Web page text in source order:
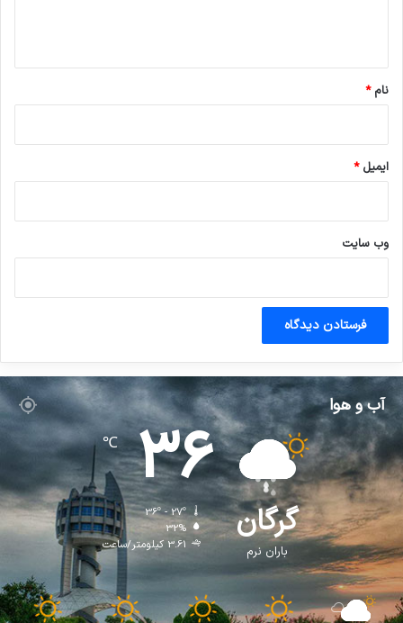
نام*
ایمیل*
وب‌ سایت
آب و هوا
گرگان
باران نرم
36
℃
36º - 27º
32%
3.61 کیلومتر/ساعت